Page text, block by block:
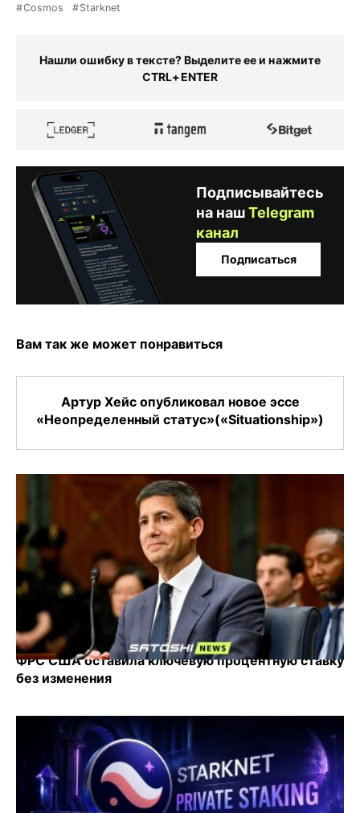
Cosmos Starknet
Нашли ошибку в тексте? Выделите ее и нажмите
CTRL+ENTER
Подписывайтесь
на нашTelegram
канал
Подписаться
Вам так же может понравиться
Артур Хейс опубликовал новое эссе
«Неопределенный статус»(«Situationship»)
ФРС США оставила ключевую процентную ставку
без изменения